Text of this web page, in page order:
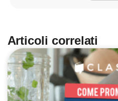
Articoli correlati